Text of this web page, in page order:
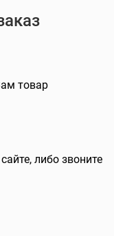
товар
либо звоните